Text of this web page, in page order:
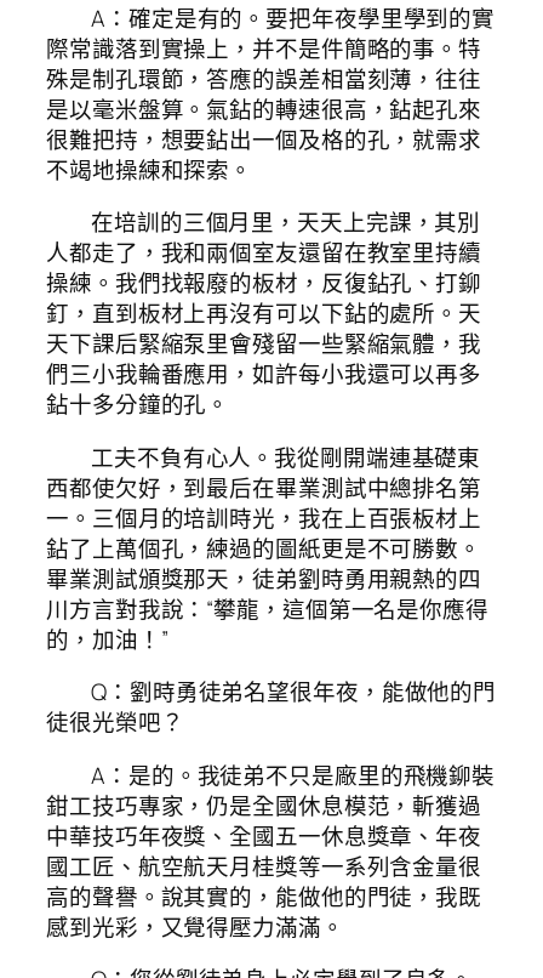
A：確定是有的。要把年夜學里學到的實
際常識落到實操上，并不是件簡略的事。特
殊是制孔環節，答應的誤差相當刻薄，往往
是以毫米盤算。氣鉆的轉速很高，鉆起孔來
很難把持，想要鉆出一個及格的孔，就需求
不竭地操練和探索。
在培訓的三個月里，天天上完課，其別
人都走了，我和兩個室友還留在教室里持續
操練。我們找報廢的板材，反復鉆孔、打鉚
釘，直到板材上再沒有可以下鉆的處所。天
天下課后緊縮泵里會殘留一些緊縮氣體，我
們三小我輪番應用，如許每小我還可以再多
鉆十多分鐘的孔。
工夫不負有心人。我從剛開端連基礎東
西都使欠好，到最后在畢業測試中總排名第
一。三個月的培訓時光，我在上百張板材上
鉆了上萬個孔，練過的圖紙更是不可勝數。
畢業測試頒獎那天，徒弟劉時勇用親熱的四
川方言對我說：“攀龍，這個第一名是你應得
的，加油！”
Q：劉時勇徒弟名望很年夜，能做他的門
徒很光榮吧？
A：是的。我徒弟不只是廠里的飛機鉚裝
鉗工技巧專家，仍是全國休息模范，斬獲過
中華技巧年夜獎、全國五一休息獎章、年夜
國工匠、航空航天月桂獎等一系列含金量很
高的聲譽。說其實的，能做他的門徒，我既
感到光彩，又覺得壓力滿滿。